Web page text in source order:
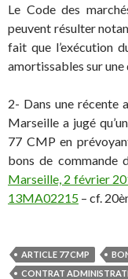
Le Code des
peuvent résulter
fait que l’exécution
amortissables sur une
2- Dans une récente
Marseille a jugé
77 CMP en
bons de commande
Marseille, 2 février
13MA02215 – cf.
ARTICLE 77 CMP
CONTRAT